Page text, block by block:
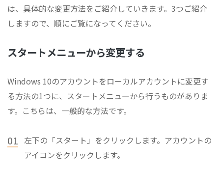
は、具体的な変更方法をご紹介していきます。3つご紹介
しますので、順にご覧になってください。
スタートメニューから変更する
Windows 10のアカウントをローカルアカウントに変更す
る方法の1つに、スタートメニューから行うものがありま
す。こちらは、一般的な方法です。
01 左下の「スタート」をクリックします。アカウントの
アイコンをクリックします。